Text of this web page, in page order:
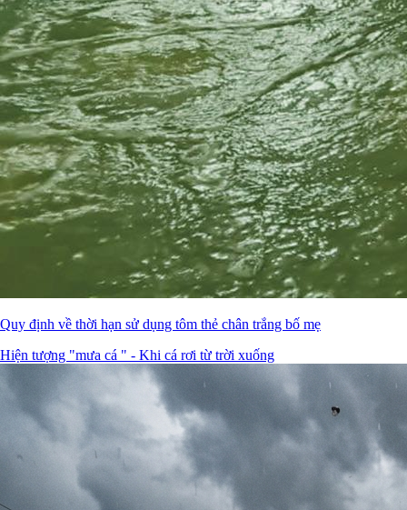
Quy định về thời hạn sử dụng tôm thẻ chân trắng bố mẹ
Hiện tượng "mưa cá " - Khi cá rơi từ trời xuống